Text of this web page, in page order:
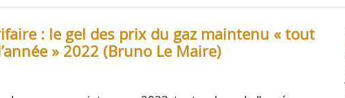
: le gel des prix du gaz maintenu « tout
» 2022 (Bruno Le Maire)